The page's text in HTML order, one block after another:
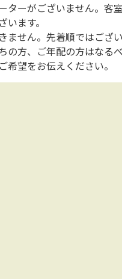
ターがございません。客
います。
ません。先着順ではござ
の方、ご年配の方はなる
希望をお伝えください。